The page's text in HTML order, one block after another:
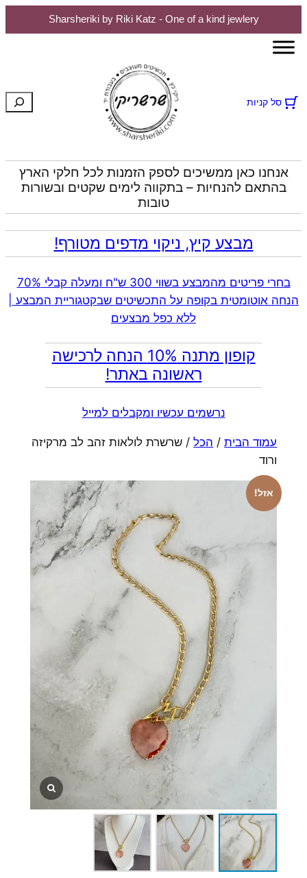
Sharsheriki by Riki Katz - One of a kind jewlery
לדלג
סל קניות חיפוש
אנחנו כאן ממשיכים לספק הזמנות לכל חלקי הארץ
בהתאם להנחיות – בתקווה לימים שקטים ובשורות
טובות
מבצע קיץ, ניקוי מדפים מטורף!
בחרי פריטים מהמבצע בשווי 300 ש"ח ומעלה קבלי 70%
הנחה אוטומטית בקופה על התכשיטים שבקטגוריית המבצע |
ללא כפל מבצעים
קופון מתנה 10% הנחה לרכישה
ראשונה באתר!
נרשמים עכשיו ומקבלים למייל
עמוד הבית/ הכל/ שרשרת לולאות זהב לב מרקיזה
ורוד
אזל!